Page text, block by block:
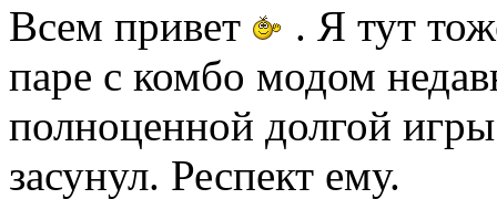
Всем привет
. Я тут
паре с комбо модом
полноценной долгой
засунул. Респект ему.